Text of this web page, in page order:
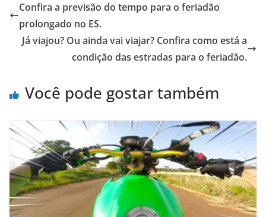
Confira a previsão do tempo para o feriadão
prolongado no ES.
Já viajou? Ou ainda vai viajar? Confira como está a
condição das estradas para o feriadão.
Você pode gostar também